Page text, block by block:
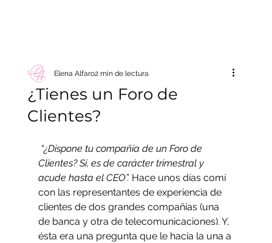
¿Tienes un Foro de
Clientes?
Elena Alfaro2 min de lectura
“¿Dispone tu compañía de un Foro de
Clientes? Sí, es de carácter trimestral y
acude hasta el CEO”. Hace unos días comí
con las representantes de experiencia de
clientes de dos grandes compañías (una
de banca y otra de telecomunicaciones). Y,
ésta era una pregunta que le hacía la una a